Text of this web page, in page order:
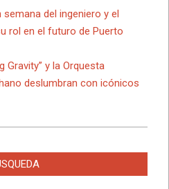
semana del ingeniero y el
rol en el futuro de Puerto
Gravity” y la Orquesta
deslumbran con icónicos